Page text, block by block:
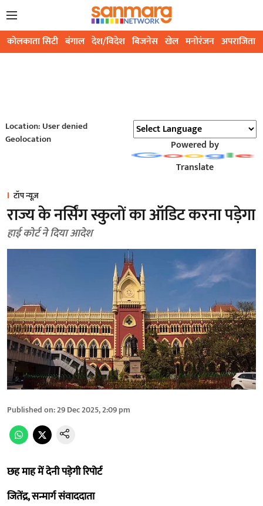
कोलकाता सिटी बंगाल देश/विदेश बिजनेस खेल मनोरंजन अपराजिता
Location: User denied
Geolocation
Powered by
Translate
टॉप न्यूज़
राज्य के नर्सिंग स्कुलों का ऑडिट करना पड़ेगा
हाई कोर्ट ने दिया आदेश
Published on:29 Dec 2025, 2:09 pm
छह माह में देनी पड़ेगी रिपोर्ट
जितेंद्र, सन्मार्ग संवाददाता